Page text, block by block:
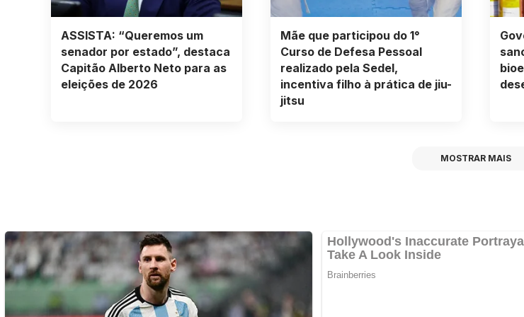
ASSISTA: “Queremos um
senador por estado”, destaca
Capitão Alberto Neto para as
eleições de 2026
Mãe que participou do 1°
Curso de Defesa Pessoal
realizado pela Sedel,
incentiva filho à prática de jiu-
jitsu
MOSTRAR MAIS